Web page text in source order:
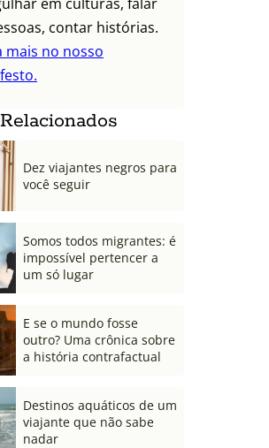
contar histórias.
mais no nosso
Dez viajantes negros para
você seguir
Somos todos migrantes: é
impossível pertencer a
um só lugar
E se o mundo fosse
outro? Uma crônica sobre
a história contrafactual
Destinos aquáticos de um
viajante que não sabe
nadar